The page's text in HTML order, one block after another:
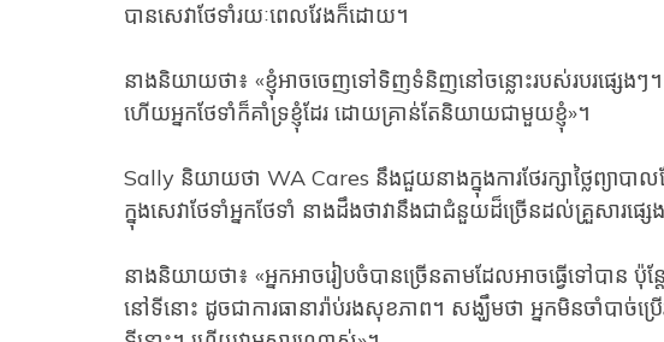
បានសេវាថែទាំរយៈពេលវែងក៏ដោយ។
នាង​និយាយ​ថា​៖ «​ខ្ញុំ​អាច​ចេញ​ទៅ​ទិញ​ទំនិញ​នៅ​ចន្លោះ​របស់​របរ​ផ្សេងៗ
ហើយអ្នកថែទាំក៏គាំទ្រខ្ញុំដែរ ដោយគ្រាន់តែនិយាយជាមួយខ្ញុំ»។
Sally និយាយថា WA Cares នឹងជួយនាងក្នុងការថែរក្សាថ្លៃព្យ
ក្នុងសេវាថែទាំអ្នកថែទាំ នាងដឹងថាវានឹងជាជំនួយដ៏ច្រើនដល់គ្រួសារផ្ស
នាង​និយាយ​ថា​៖ «​អ្នក​អាច​រៀបចំ​បាន​ច្រើន​តាម​ដែល​អាច​ធ្វើ​ទៅ​បាន ប៉ុ
នៅទីនោះ ដូចជាការធានារ៉ាប់រងសុខភាព។ សង្ឃឹមថា អ្នកមិនចាំបាច់ប្រើ